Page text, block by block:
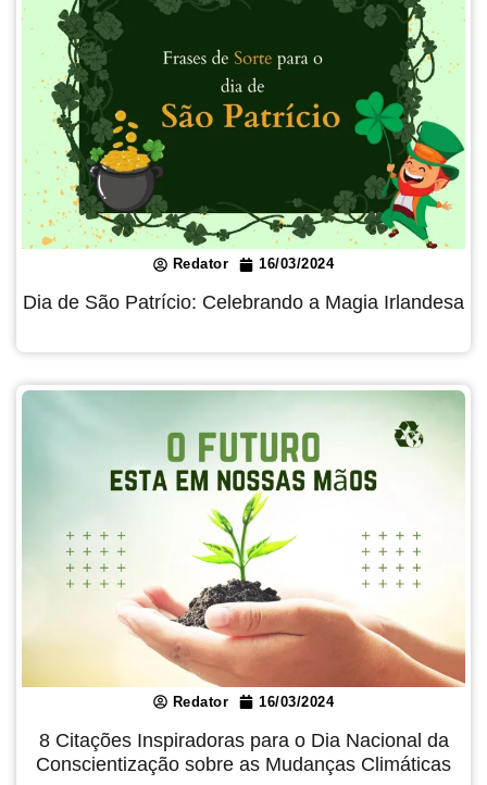
Redator 16/03/2024
Dia de São Patrício: Celebrando a Magia Irlandesa
Redator 16/03/2024
8 Citações Inspiradoras para o Dia Nacional da
Conscientização sobre as Mudanças Climáticas